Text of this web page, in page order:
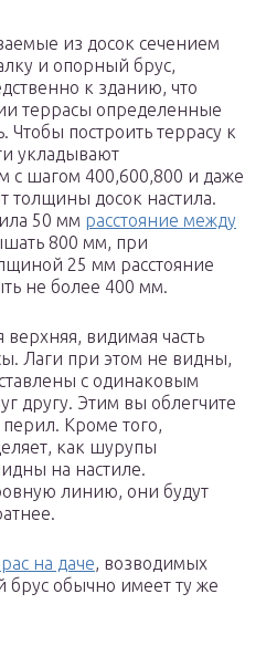
из досок сечением
и опорный брус,
к зданию, что
террасы определенные
Чтобы построить террасу к
укладывают
с шагом 400,600,800 и даже
толщины досок настила.
50 мм расстояние между
800 мм, при
25 мм расстояние
не более 400 мм.
видимая часть
Лаги при этом не видны,
с одинаковым
другу. Этим вы облегчите
Кроме того,
как шурупы
на настиле.
линию, они будут
на даче, возводимых
обычно имеет ту же